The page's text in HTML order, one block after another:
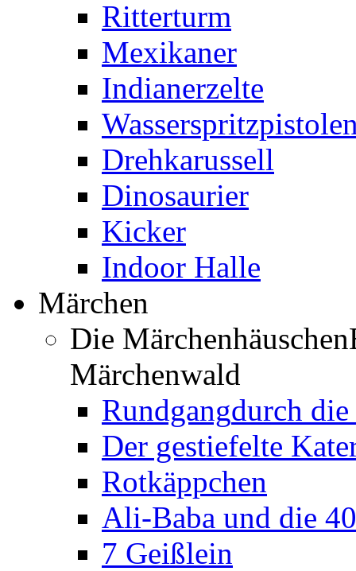
Ritterturm
Mexikaner
Indianerzelte
Drehkarussell
Dinosaurier
Kicker
Indoor Halle
Märchen
Die Märchenhäuschen
Märchenwald
Rundgangdurch die
Der gestiefelte
Rotkäppchen
Ali-Baba und die
7 Geißlein